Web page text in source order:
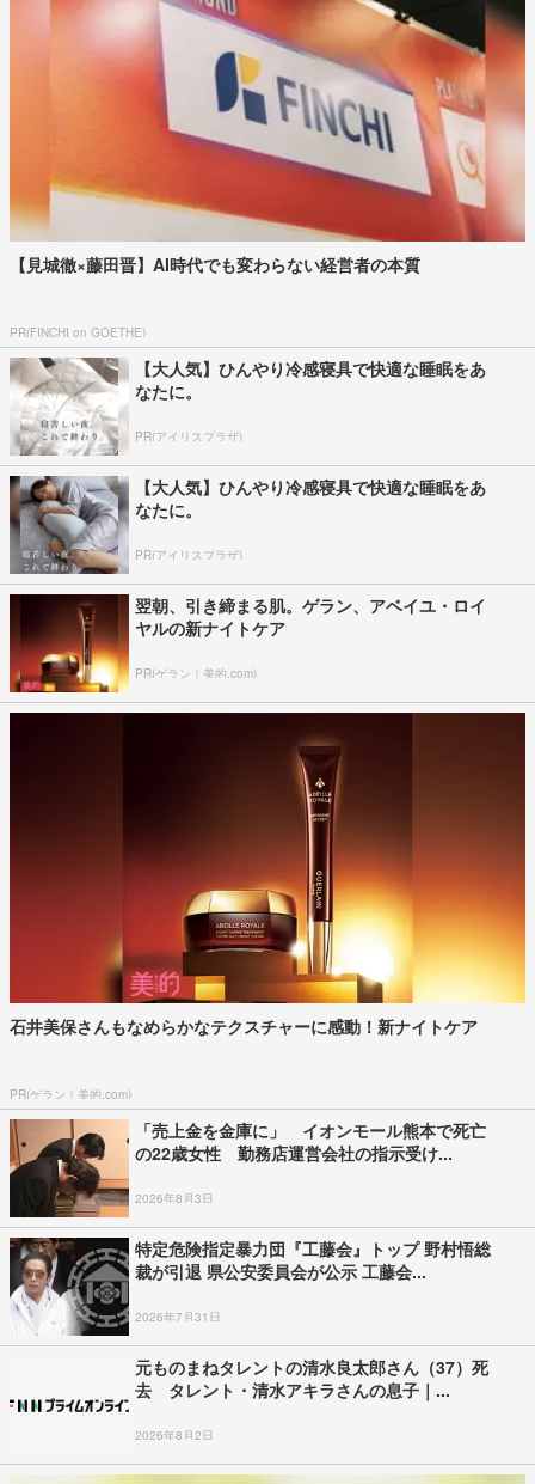
【見城徹×藤田晋】AI時代でも変わらない経営者の本質
PR(FINCHI on GOETHE)
【大人気】ひんやり冷感寝具で快適な睡眠をあ
なたに。
PR(アイリスプラザ)
【大人気】ひんやり冷感寝具で快適な睡眠をあ
なたに。
PR(アイリスプラザ)
翌朝、引き締まる肌。ゲラン、アベイユ・ロイ
ヤルの新ナイトケア
PR(ゲラン｜美的.com)
石井美保さんもなめらかなテクスチャーに感動！新ナイトケア
PR(ゲラン｜美的.com)
「売上金を金庫に」 イオンモール熊本で死亡
の22歳女性 勤務店運営会社の指示受け...
2026年8月3日
特定危険指定暴力団『工藤会』トップ 野村悟総
裁が引退 県公安委員会が公示 工藤会...
2026年7月31日
元ものまねタレントの清水良太郎さん（37）死
去 タレント・清水アキラさんの息子｜...
2026年8月2日